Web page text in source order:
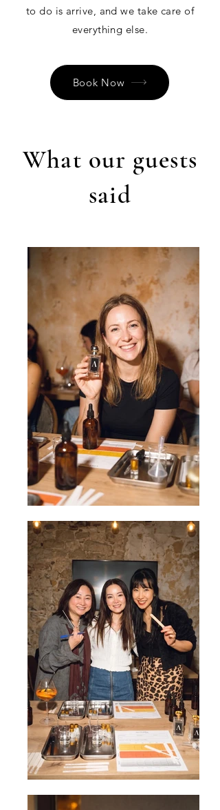
to do is arrive, and we take care of
everything else.
Book Now
What our guests
said